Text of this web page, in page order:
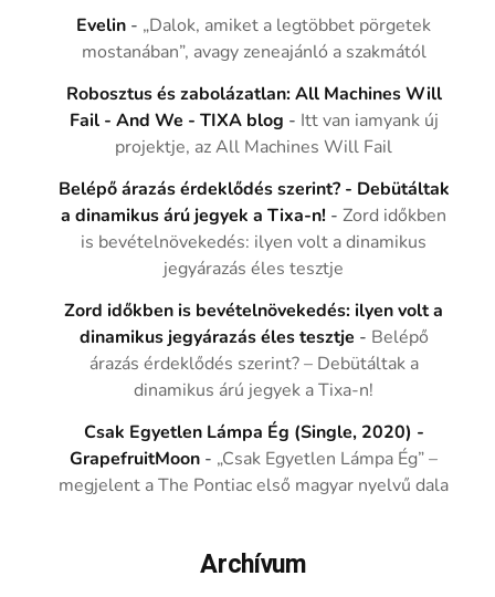
Evelin - „Dalok, amiket a legtöbbet pörgetek
mostanában”, avagy zeneajánló a szakmától
Robosztus és zabolázatlan: All Machines Will
Fail - And We - TIXA blog - Itt van iamyank új
projektje, az All Machines Will Fail
Belépő árazás érdeklődés szerint? - Debütáltak
a dinamikus árú jegyek a Tixa-n! -Zord időkben
is bevételnövekedés: ilyen volt a dinamikus
jegyárazás éles tesztje
Zord időkben is bevételnövekedés: ilyen volt a
dinamikus jegyárazás éles tesztje - Belépő
árazás érdeklődés szerint? – Debütáltak a
dinamikus árú jegyek a Tixa-n!
Csak Egyetlen Lámpa Ég (Single, 2020) -
GrapefruitMoon - „Csak Egyetlen Lámpa Ég” –
megjelent a The Pontiac első magyar nyelvű dala
Archívum